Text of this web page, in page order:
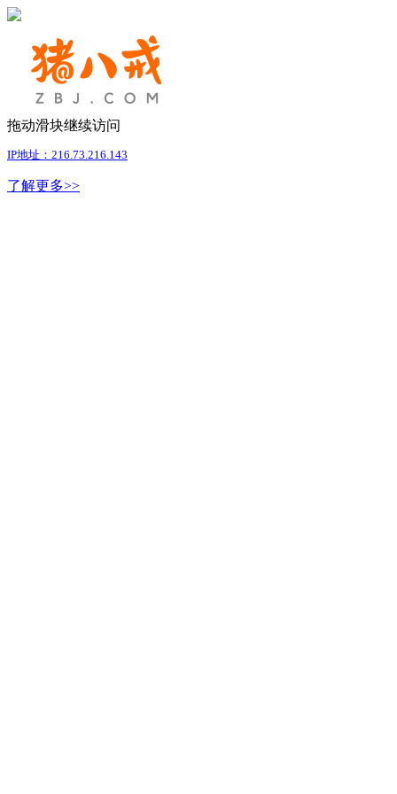
拖动滑块继续访问
IP地址：216.73.216.143
了解更多>>